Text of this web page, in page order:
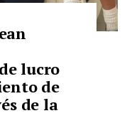
lucro
de
de la